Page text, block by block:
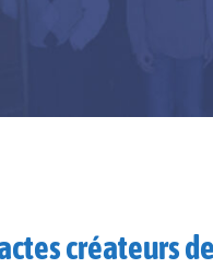
créateurs